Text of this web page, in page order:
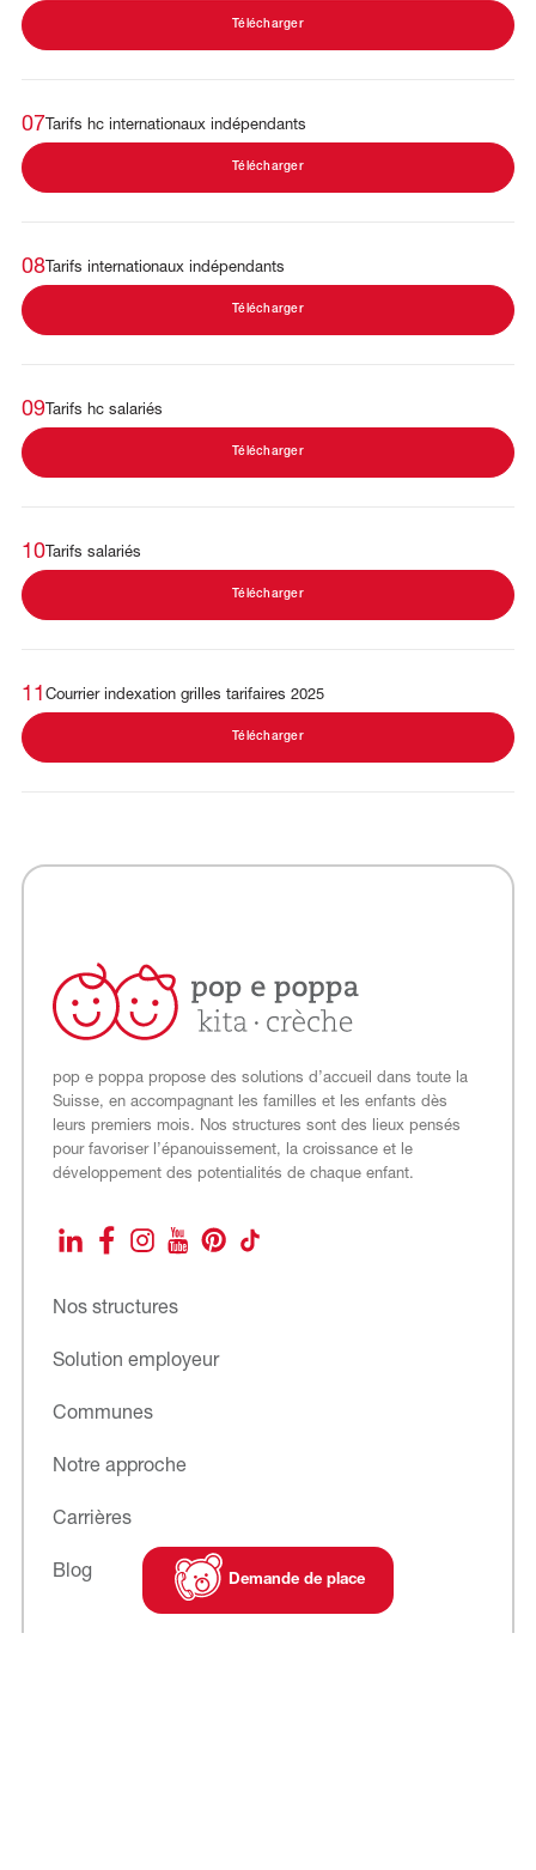
Demande de place
Télécharger
07 Tarifs hc internationaux indépendants
Télécharger
08Tarifs internationaux indépendants
Télécharger
09Tarifs hc salariés
Télécharger
10Tarifs salariés
Télécharger
11 Courrier indexation grilles tarifaires 2025
Télécharger
pop e poppa propose des solutions d’accueil dans toute la
Suisse, en accompagnant les familles et les enfants dès
leurs premiers mois. Nos structures sont des lieux pensés
pour favoriser l’épanouissement, la croissance et le
développement des potentialités de chaque enfant.
LinkedInFacebookInstagram
YouTubePinterestTikTok
Nos structures
Solution employeur
Communes
Notre approche
Carrières
Blog